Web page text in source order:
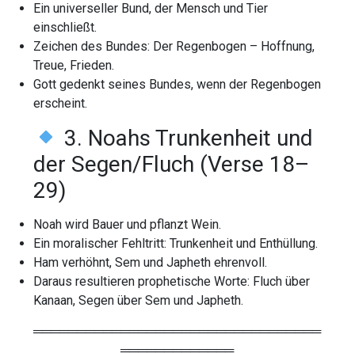
Ein universeller Bund, der Mensch und Tier
einschließt.
Zeichen des Bundes: Der Regenbogen – Hoffnung,
Treue, Frieden.
Gott gedenkt seines Bundes, wenn der Regenbogen
erscheint.
3. Noahs Trunkenheit und
der Segen/Fluch (Verse 18–
29)
Noah wird Bauer und pflanzt Wein.
Ein moralischer Fehltritt: Trunkenheit und Enthüllung.
Ham verhöhnt, Sem und Japheth ehrenvoll.
Daraus resultieren prophetische Worte: Fluch über
Kanaan, Segen über Sem und Japheth.
═════════════════════════════════